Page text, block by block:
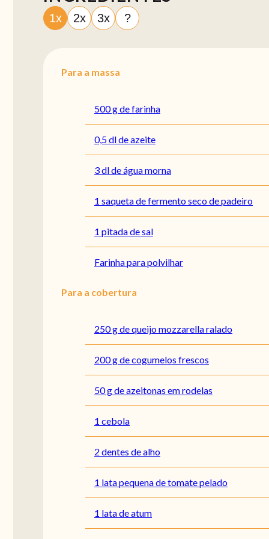
1x 2x 3x ?
Para a massa
500 g de farinha
0,5 dl de azeite
3 dl de água morna
1 saqueta de fermento seco de padeiro
1 pitada de sal
Farinha para polvilhar
Para a cobertura
250 g de queijo mozzarella ralado
200 g de cogumelos frescos
50 g de azeitonas em rodelas
1 cebola
2 dentes de alho
1 lata pequena de tomate pelado
1 lata de atum